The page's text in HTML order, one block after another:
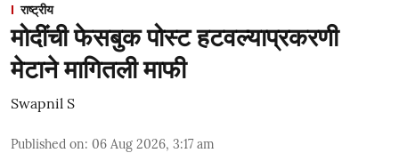
राष्ट्रीय
मोदींची फेसबुक पोस्ट हटवल्याप्रकरणी
मेटाने मागितली माफी
Swapnil S
Published on: 06 Aug 2026, 3:17 am